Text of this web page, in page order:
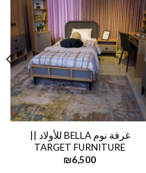
غرفة نوم BELLA للأولاد ||
TARGET FURNITURE
₪6,500